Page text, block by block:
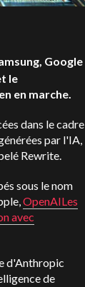
Google
le
en marche.
dans le cadre
par l'IA,
Rewrite.
sous le nom
OpenAILes
avec
d'Anthropic
de